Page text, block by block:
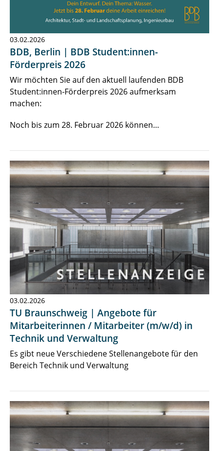
03.02.2026
BDB, Berlin | BDB Student:innen-
Förderpreis 2026
Wir möchten Sie auf den aktuell laufenden BDB
Student:innen-Förderpreis 2026 aufmerksam
machen:
Noch bis zum 28. Februar 2026 können…
03.02.2026
TU Braunschweig | Angebote für
Mitarbeiterinnen / Mitarbeiter (m/w/d) in
Technik und Verwaltung
Es gibt neue Verschiedene Stellenangebote für den
Bereich Technik und Verwaltung